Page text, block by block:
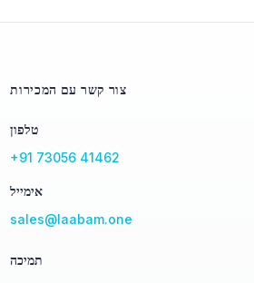
צור קשר עם המכירות
טלפון
+91 73056 41462
אימייל
sales@laabam.one
תמיכה